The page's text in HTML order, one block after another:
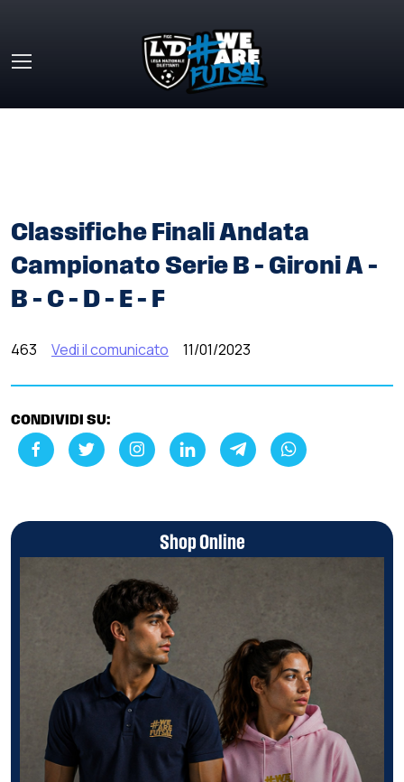
Classifiche Finali Andata
Campionato Serie B – Gironi A –
B – C – D – E – F
463 Vedi il comunicato 11/01/2023
CONDIVIDI SU:
Shop Online